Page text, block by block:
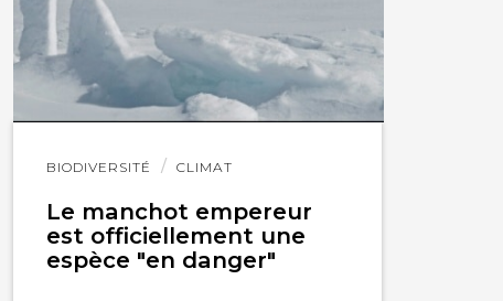
BIODIVERSITÉ CLIMAT
Le manchot empereur
est officiellement une
espèce "en danger"
Lire